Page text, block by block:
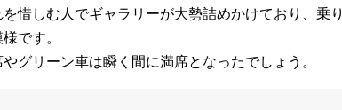
惜しむ人でギャラリーが大勢詰めかけており、乗
です。
グリーン車は瞬く間に満席となったでしょう。